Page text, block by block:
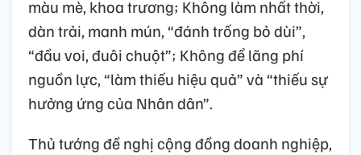
màu mè, khoa trương; Không làm nhất thời,
dàn trải, manh mún, “đánh trống bỏ dùi”,
“đầu voi, đuôi chuột”; Không để lãng phí
nguồn lực, “làm thiếu hiệu quả” và “thiếu sự
hưởng ứng của Nhân dân”.
Thủ tướng đề nghị cộng đồng doanh nghiệp,